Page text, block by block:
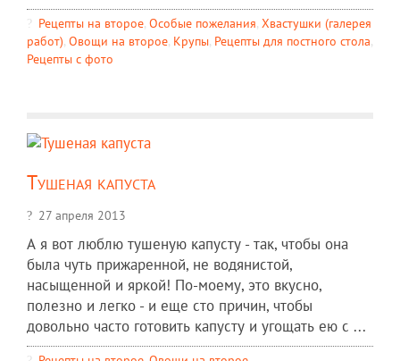
Рецепты на второе, Особые пожелания, Хвастушки (галерея
работ), Овощи на второе, Крупы, Рецепты для постного стола,
Рецепты c фото
Тушеная капуста
27 апреля 2013
А я вот люблю тушеную капусту - так, чтобы она
была чуть прижаренной, не водянистой,
насыщенной и яркой! По-моему, это вкусно,
полезно и легко - и еще сто причин, чтобы
довольно часто готовить капусту и угощать ею с ...